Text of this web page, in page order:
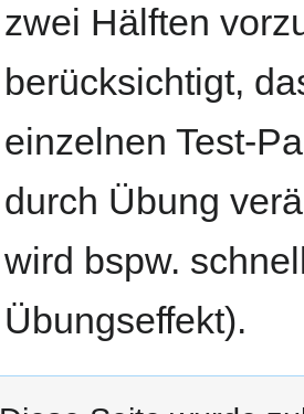
zwei Hälften
berücksichtigt,
einzelnen Test-
durch Übung
wird bspw.
Übungseffekt).